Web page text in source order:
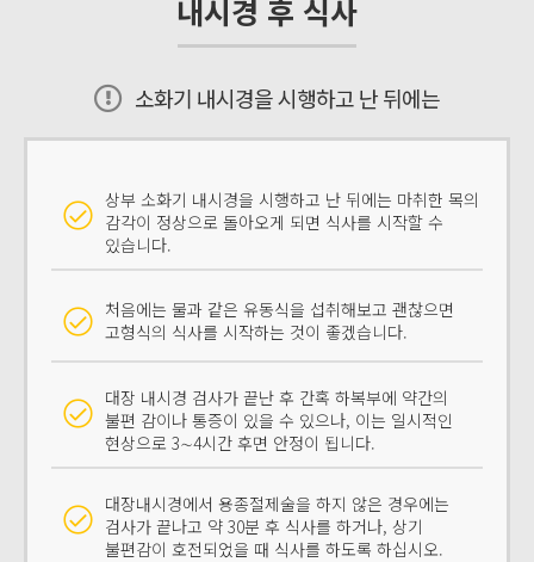
내시경 후 식사
소화기 내시경을 시행하고 난 뒤에는
상부 소화기 내시경을 시행하고 난 뒤에는 마취한 목의
감각이 정상으로 돌아오게 되면 식사를 시작할 수
있습니다.
처음에는 물과 같은 유동식을 섭취해보고 괜찮으면
고형식의 식사를 시작하는 것이 좋겠습니다.
대장 내시경 검사가 끝난 후 간혹 하복부에 약간의
불편 감이나 통증이 있을 수 있으나, 이는 일시적인
현상으로 3∼4시간 후면 안정이 됩니다.
대장내시경에서 용종절제술을 하지 않은 경우에는
검사가 끝나고 약 30분 후 식사를 하거나, 상기
불편감이 호전되었을 때 식사를 하도록 하십시오.